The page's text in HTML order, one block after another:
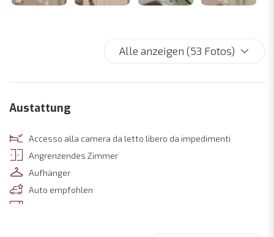
Alle anzeigen (53 Fotos)
Austattung
Accesso alla camera da letto libero da impedimenti
Angrenzendes Zimmer
Aufhänger
Auto empfohlen